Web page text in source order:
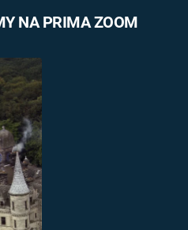
NA PRIMA ZOOM